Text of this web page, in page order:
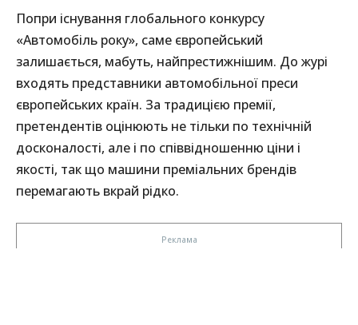
Попри існування глобального конкурсу
«Автомобіль року», саме європейський
залишається, мабуть, найпрестижнішим. До журі
входять представники автомобільної преси
європейських країн. За традицією премії,
претендентів оцінюють не тільки по технічній
досконалості, але і по співвідношенню ціни і
якості, так що машини преміальних брендів
перемагають вкрай рідко.